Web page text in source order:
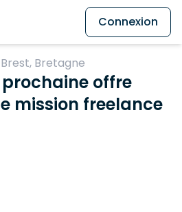
Connexion
Bretagne
offre
mission freelance